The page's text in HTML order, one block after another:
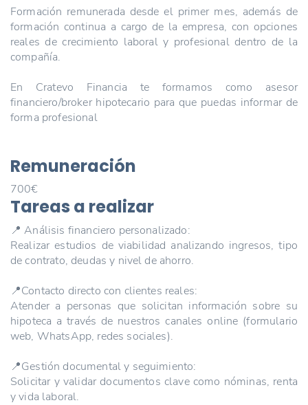
Formación remunerada desde el primer mes, además de
formación continua a cargo de la empresa, con opciones
reales de crecimiento laboral y profesional dentro de la
compañía.
En Cratevo Financia te formamos como asesor
financiero/broker hipotecario para que puedas informar de
forma profesional
Remuneración
700€
Tareas a realizar
📍 Análisis financiero personalizado:
Realizar estudios de viabilidad analizando ingresos, tipo
de contrato, deudas y nivel de ahorro.
📍Contacto directo con clientes reales:
Atender a personas que solicitan información sobre su
hipoteca a través de nuestros canales online (formulario
web, WhatsApp, redes sociales).
📍Gestión documental y seguimiento:
Solicitar y validar documentos clave como nóminas, renta
y vida laboral.